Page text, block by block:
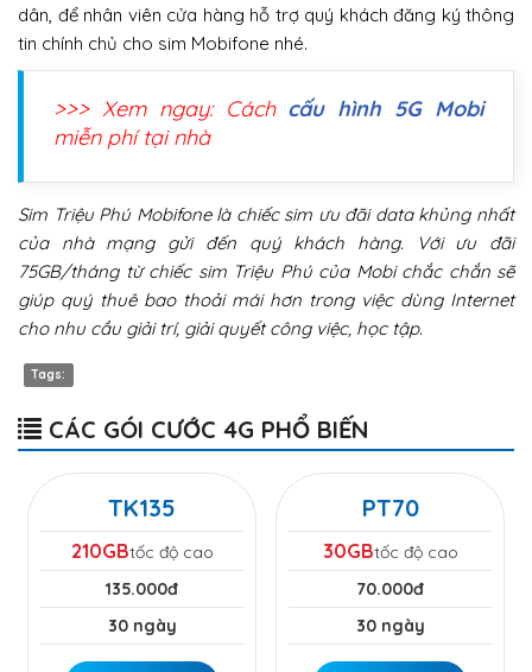
dân, để nhân viên cửa hàng hỗ trợ quý khách đăng ký thông
tin chính chủ cho sim Mobifone nhé.
>>> Xem ngay: Cách cấu hình 5G Mobi
miễn phí tại nhà
Sim Triệu Phú Mobifone là chiếc sim ưu đãi data khủng nhất
của nhà mạng gửi đến quý khách hàng. Với ưu đãi
75GB/tháng từ chiếc sim Triệu Phú của Mobi chắc chắn sẽ
giúp quý thuê bao thoải mái hơn trong việc dùng Internet
cho nhu cầu giải trí, giải quyết công việc, học tập.
Tags:
CÁC GÓI CƯỚC 4G PHỔ BIẾN
TK135
210GBtốc độ cao
135.000đ
30 ngày
PT70
30GBtốc độ cao
70.000đ
30 ngày